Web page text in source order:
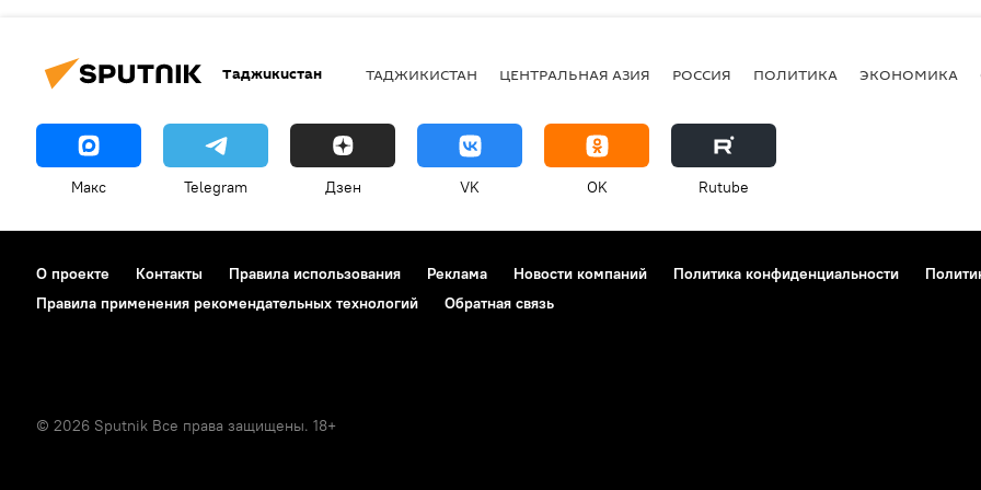
Таджикистан ТАДЖИКИСТАН ЦЕНТРАЛЬНАЯ АЗИЯ РОССИЯ ПОЛИТИКА ЭКОНОМИКА
Макс Telegram Дзен VK OK Rutube
О проекте Контакты Правила использования Реклама Новости компаний Политика конфиденциальности
Правила применения рекомендательных технологий
Обратная связь
© 2026 Sputnik Все права защищены. 18+